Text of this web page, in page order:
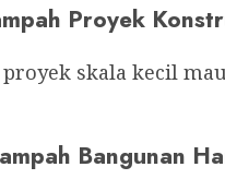
Proyek
skala kecil
Bangunan